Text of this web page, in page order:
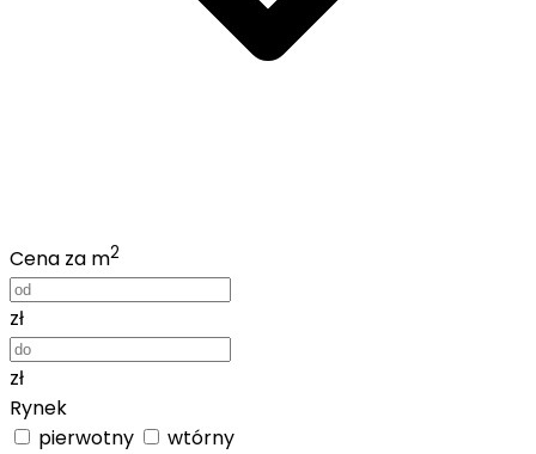
Cena za m2
zł
zł
Rynek
pierwotny
wtórny